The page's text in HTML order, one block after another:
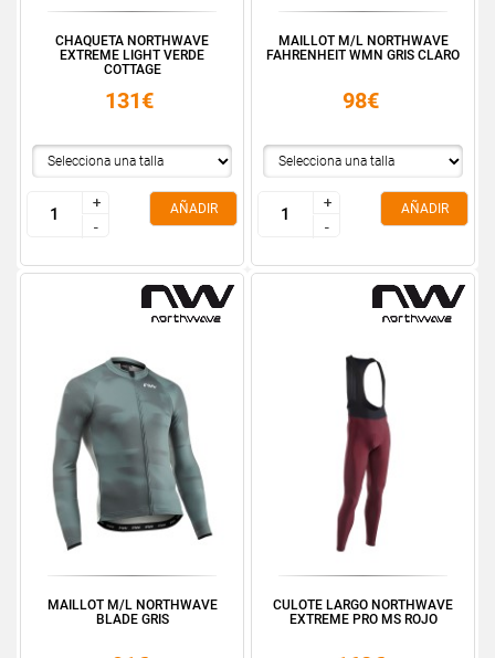
CHAQUETA NORTHWAVE
EXTREME LIGHT VERDE
COTTAGE
131€
+
-
+
-
AÑADIR
MAILLOT M/L NORTHWAVE
FAHRENHEIT WMN GRIS CLARO
98€
+
-
+
-
AÑADIR
MAILLOT M/L NORTHWAVE
BLADE GRIS
CULOTE LARGO NORTHWAVE
EXTREME PRO MS ROJO